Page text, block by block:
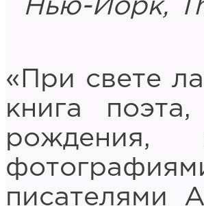
Нью-Йорк,
«При свете
книга
рождения,
писателями